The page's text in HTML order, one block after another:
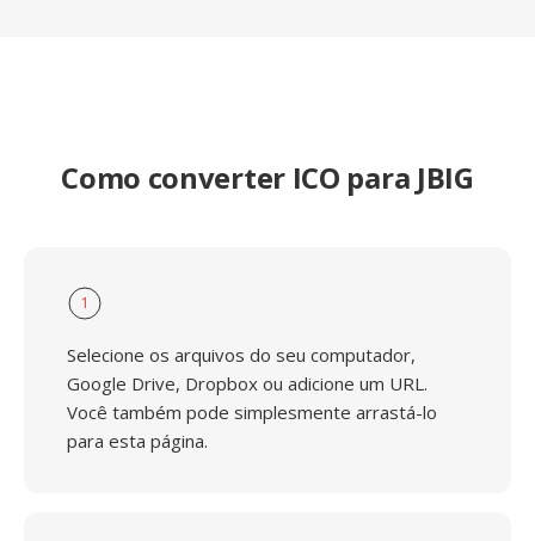
Como converter ICO para JBIG
1
Selecione os arquivos do seu computador,
Google Drive, Dropbox ou adicione um URL.
Você também pode simplesmente arrastá-lo
para esta página.